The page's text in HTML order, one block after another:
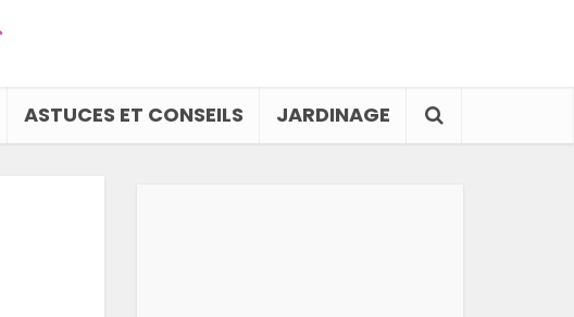
ASTUCES ET CONSEILS JARDINAGE